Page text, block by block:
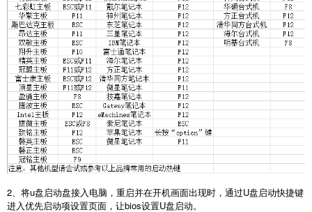
2、将u盘启动盘接入电脑，重启并在开机画面出现时，通过U盘启动快捷键
进入优先启动项设置页面，让bios设置U盘启动。